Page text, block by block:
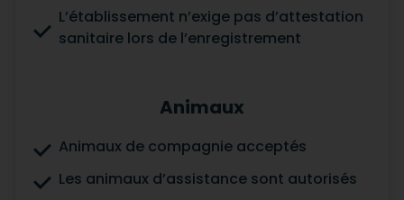
L’établissement n’exige pas d’attestation
sanitaire lors de l’enregistrement
Animaux
Animaux de compagnie acceptés
Les animaux d’assistance sont autorisés